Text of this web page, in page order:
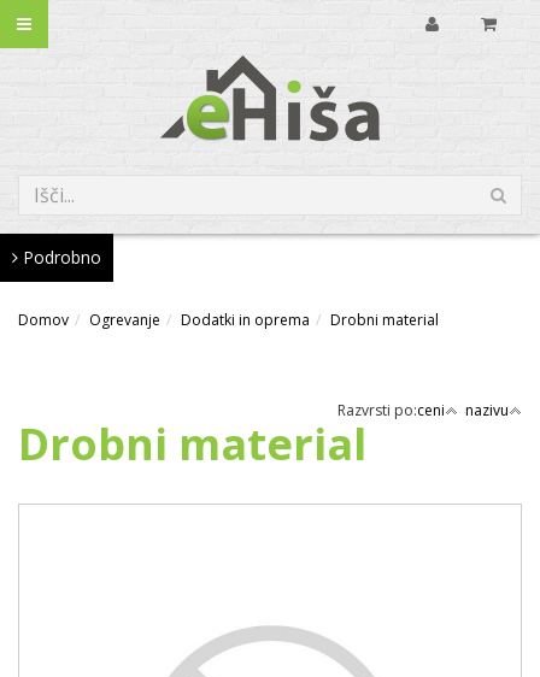
Podrobno
Domov Ogrevanje Dodatki in oprema Drobni material
Razvrsti po:ceni nazivu
Drobni material